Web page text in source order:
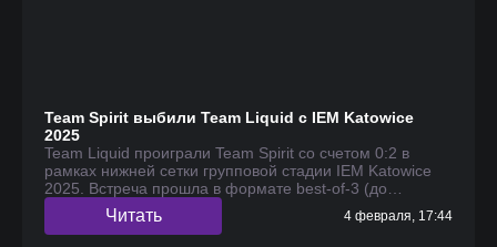
Team Spirit выбили Team Liquid с IEM Katowice
2025
Team Liquid проиграли Team Spirit со счетом 0:2 в
рамках нижней сетки групповой стадии IEM Katowice
2025. Встреча прошла в формате best-of-3 (до…
Читать 4 февраля, 17:44